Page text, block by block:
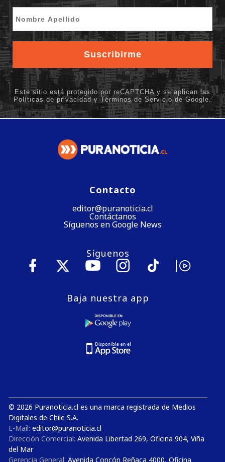
Contacto
editor@puranoticia.cl
Contáctanos
Síguenos en Google News
Síguenos
Baja nuestra app
© 2026 Puranoticia.cl es una marca registrada de Medios
Digitales de Chile S.A.
E-Mail: editor@puranoticia.cl
Dirección Comercial: Avenida Libertad 269, Oficina 904, Viña
del Mar
Gerencia General: Avenida Concón Reñaca 4000, Oficina